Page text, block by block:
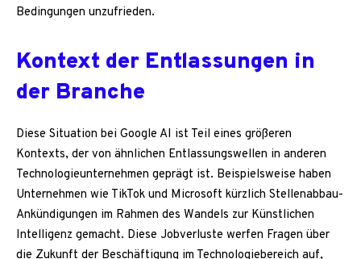
Bedingungen unzufrieden.
Kontext der Entlassungen in
der Branche
Diese Situation bei Google AI ist Teil eines größeren
Kontexts, der von ähnlichen Entlassungswellen in anderen
Technologieunternehmen geprägt ist. Beispielsweise haben
Unternehmen wie TikTok und Microsoft kürzlich Stellenabbau-
Ankündigungen im Rahmen des Wandels zur Künstlichen
Intelligenz gemacht. Diese Jobverluste werfen Fragen über
die Zukunft der Beschäftigung im Technologiebereich auf,